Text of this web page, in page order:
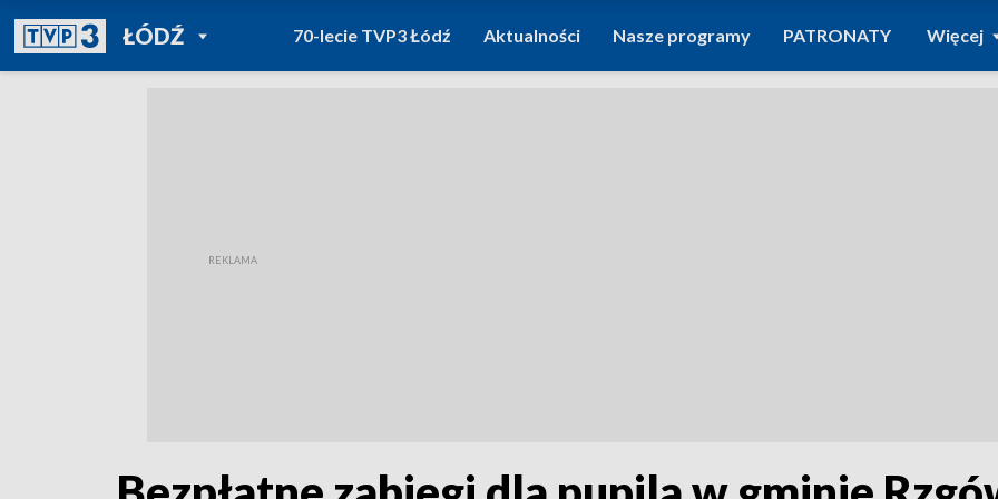
ŁÓDŹPOWRÓT DO
TVP REGIONY
70-lecie TVP3 Łódź Aktualności Nasze programy PATRONATY Więcej